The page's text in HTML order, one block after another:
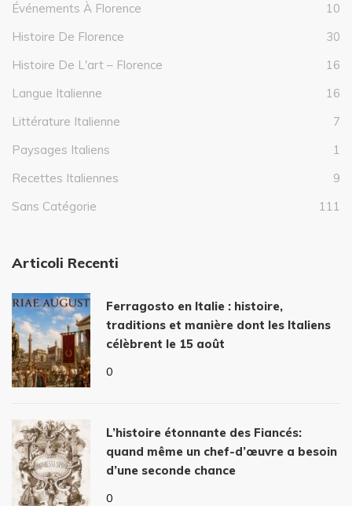
Événements À Florence
10
Histoire De Florence
30
Histoire De L'art – Florence
16
Langue Italienne
16
Littérature Italienne
7
Paysages Italiens
1
Recettes Italiennes
9
Sans Catégorie
111
Articoli Recenti
Ferragosto en Italie : histoire,
traditions et manière dont les Italiens
célèbrent le 15 août
0
L’histoire étonnante des Fiancés:
quand même un chef-d’œuvre a besoin
d’une seconde chance
0